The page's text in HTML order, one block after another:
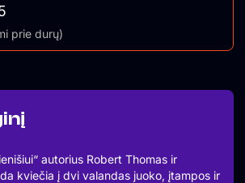
autorius Robert Thomas ir
kviečia į dvi valandas juoko, įtampos ir
prie durų)